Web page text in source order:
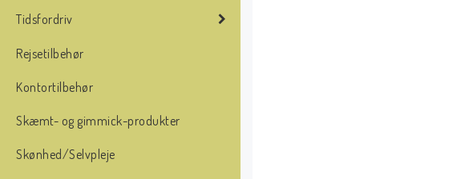
Tidsfordriv
Rejsetilbehør
Kontortilbehør
Skæmt- og gimmick-produkter
Skønhed/Selvpleje